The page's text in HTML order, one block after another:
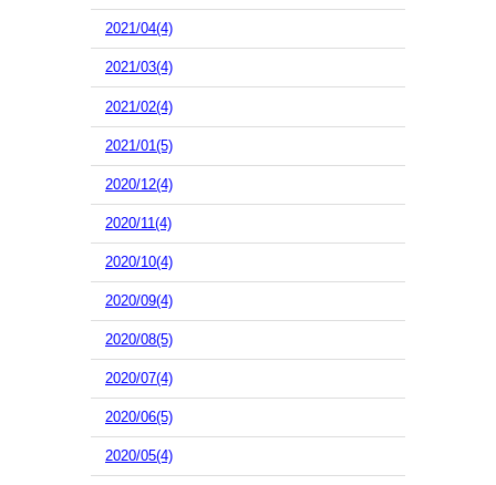
2021/04(4)
2021/03(4)
2021/02(4)
2021/01(5)
2020/12(4)
2020/11(4)
2020/10(4)
2020/09(4)
2020/08(5)
2020/07(4)
2020/06(5)
2020/05(4)